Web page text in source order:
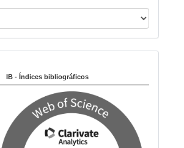
d
m
IB - Índices bibliográficos